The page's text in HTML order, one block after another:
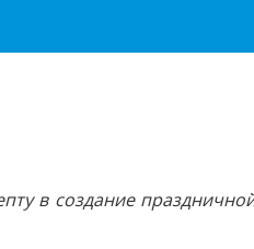
в создание